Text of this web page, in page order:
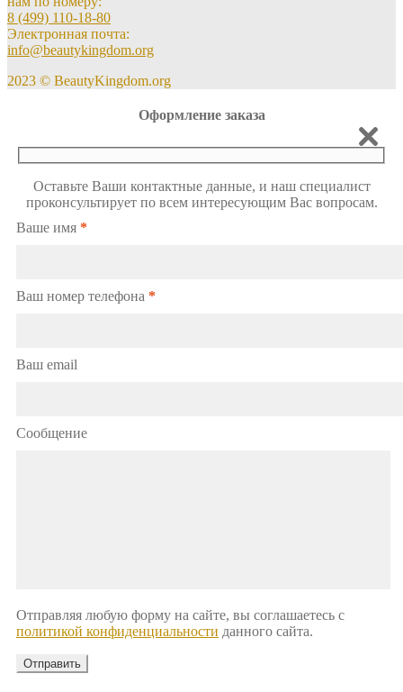
8 (499) 110-18-80
Электронная почта:
info@beautykingdom.org
2023 © BeautyKingdom.org
Оформление заказа
Оставьте Ваши контактные данные, и наш специалист
проконсультирует по всем интересующим Вас вопросам.
Ваше имя *
Ваш номер телефона *
Ваш email
Сообщение
Отправляя любую форму на сайте, вы соглашаетесь с
политикой конфиденциальности данного сайта.